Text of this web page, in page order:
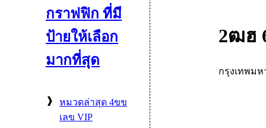
❱
หมวดล่าสุด 4ขข
เลข VIP
2ฒฮ
กรุงเทพม